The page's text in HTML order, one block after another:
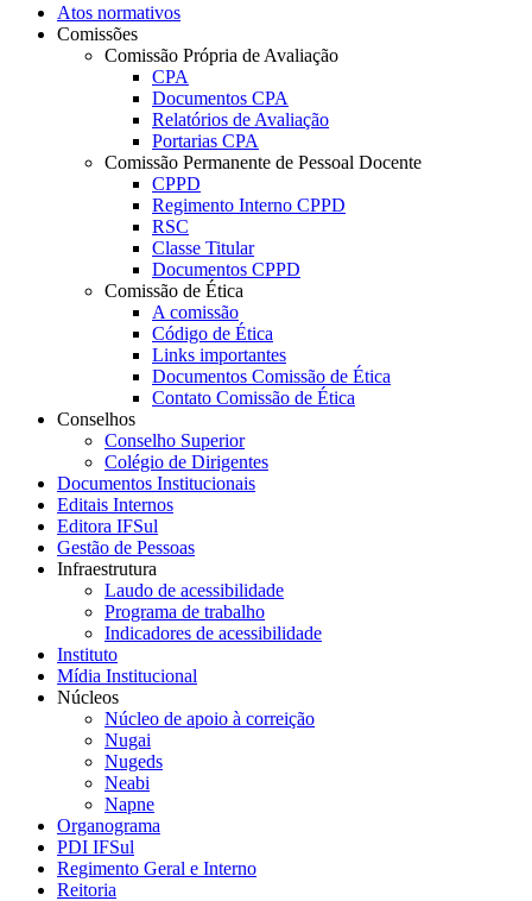
Atos normativos
Comissões
Comissão Própria de Avaliação
CPA
Documentos CPA
Relatórios de Avaliação
Portarias CPA
Comissão Permanente de Pessoal Docente
CPPD
Regimento Interno CPPD
RSC
Classe Titular
Documentos CPPD
Comissão de Ética
A comissão
Código de Ética
Links importantes
Documentos Comissão de Ética
Contato Comissão de Ética
Conselhos
Conselho Superior
Colégio de Dirigentes
Documentos Institucionais
Editais Internos
Editora IFSul
Gestão de Pessoas
Infraestrutura
Laudo de acessibilidade
Programa de trabalho
Indicadores de acessibilidade
Instituto
Mídia Institucional
Núcleos
Núcleo de apoio à correição
Nugai
Nugeds
Neabi
Napne
Organograma
PDI IFSul
Regimento Geral e Interno
Reitoria